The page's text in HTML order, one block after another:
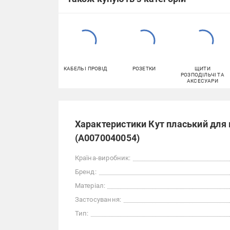
КАБЕЛЬ І ПРОВІД РОЗЕТКИ
ЩИТИ
РОЗПОДІЛЬЧІ ТА
АКСЕСУАРИ
Характеристики Кут пласький
(A0070040054)
Країна-виробник:
Бренд:
Матеріал:
Застосування:
Тип: